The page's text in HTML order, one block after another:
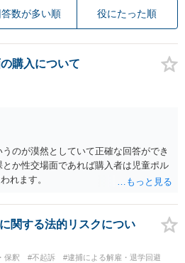
答数が多い順 役にたった順
購入について
のが漠然としていて正確な回答ができ
か性交場面であれば購入者は児童ポル
れます。
関する法的リスクについ
保釈 #不起訴
#逮捕による解雇・退学回避